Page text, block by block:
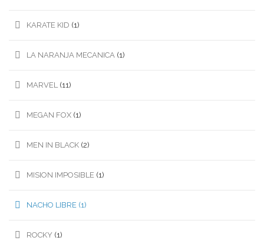
KARATE KID (1)
LA NARANJA MECANICA (1)
MARVEL (11)
MEGAN FOX (1)
MEN IN BLACK (2)
MISION IMPOSIBLE (1)
NACHO LIBRE (1)
ROCKY (1)